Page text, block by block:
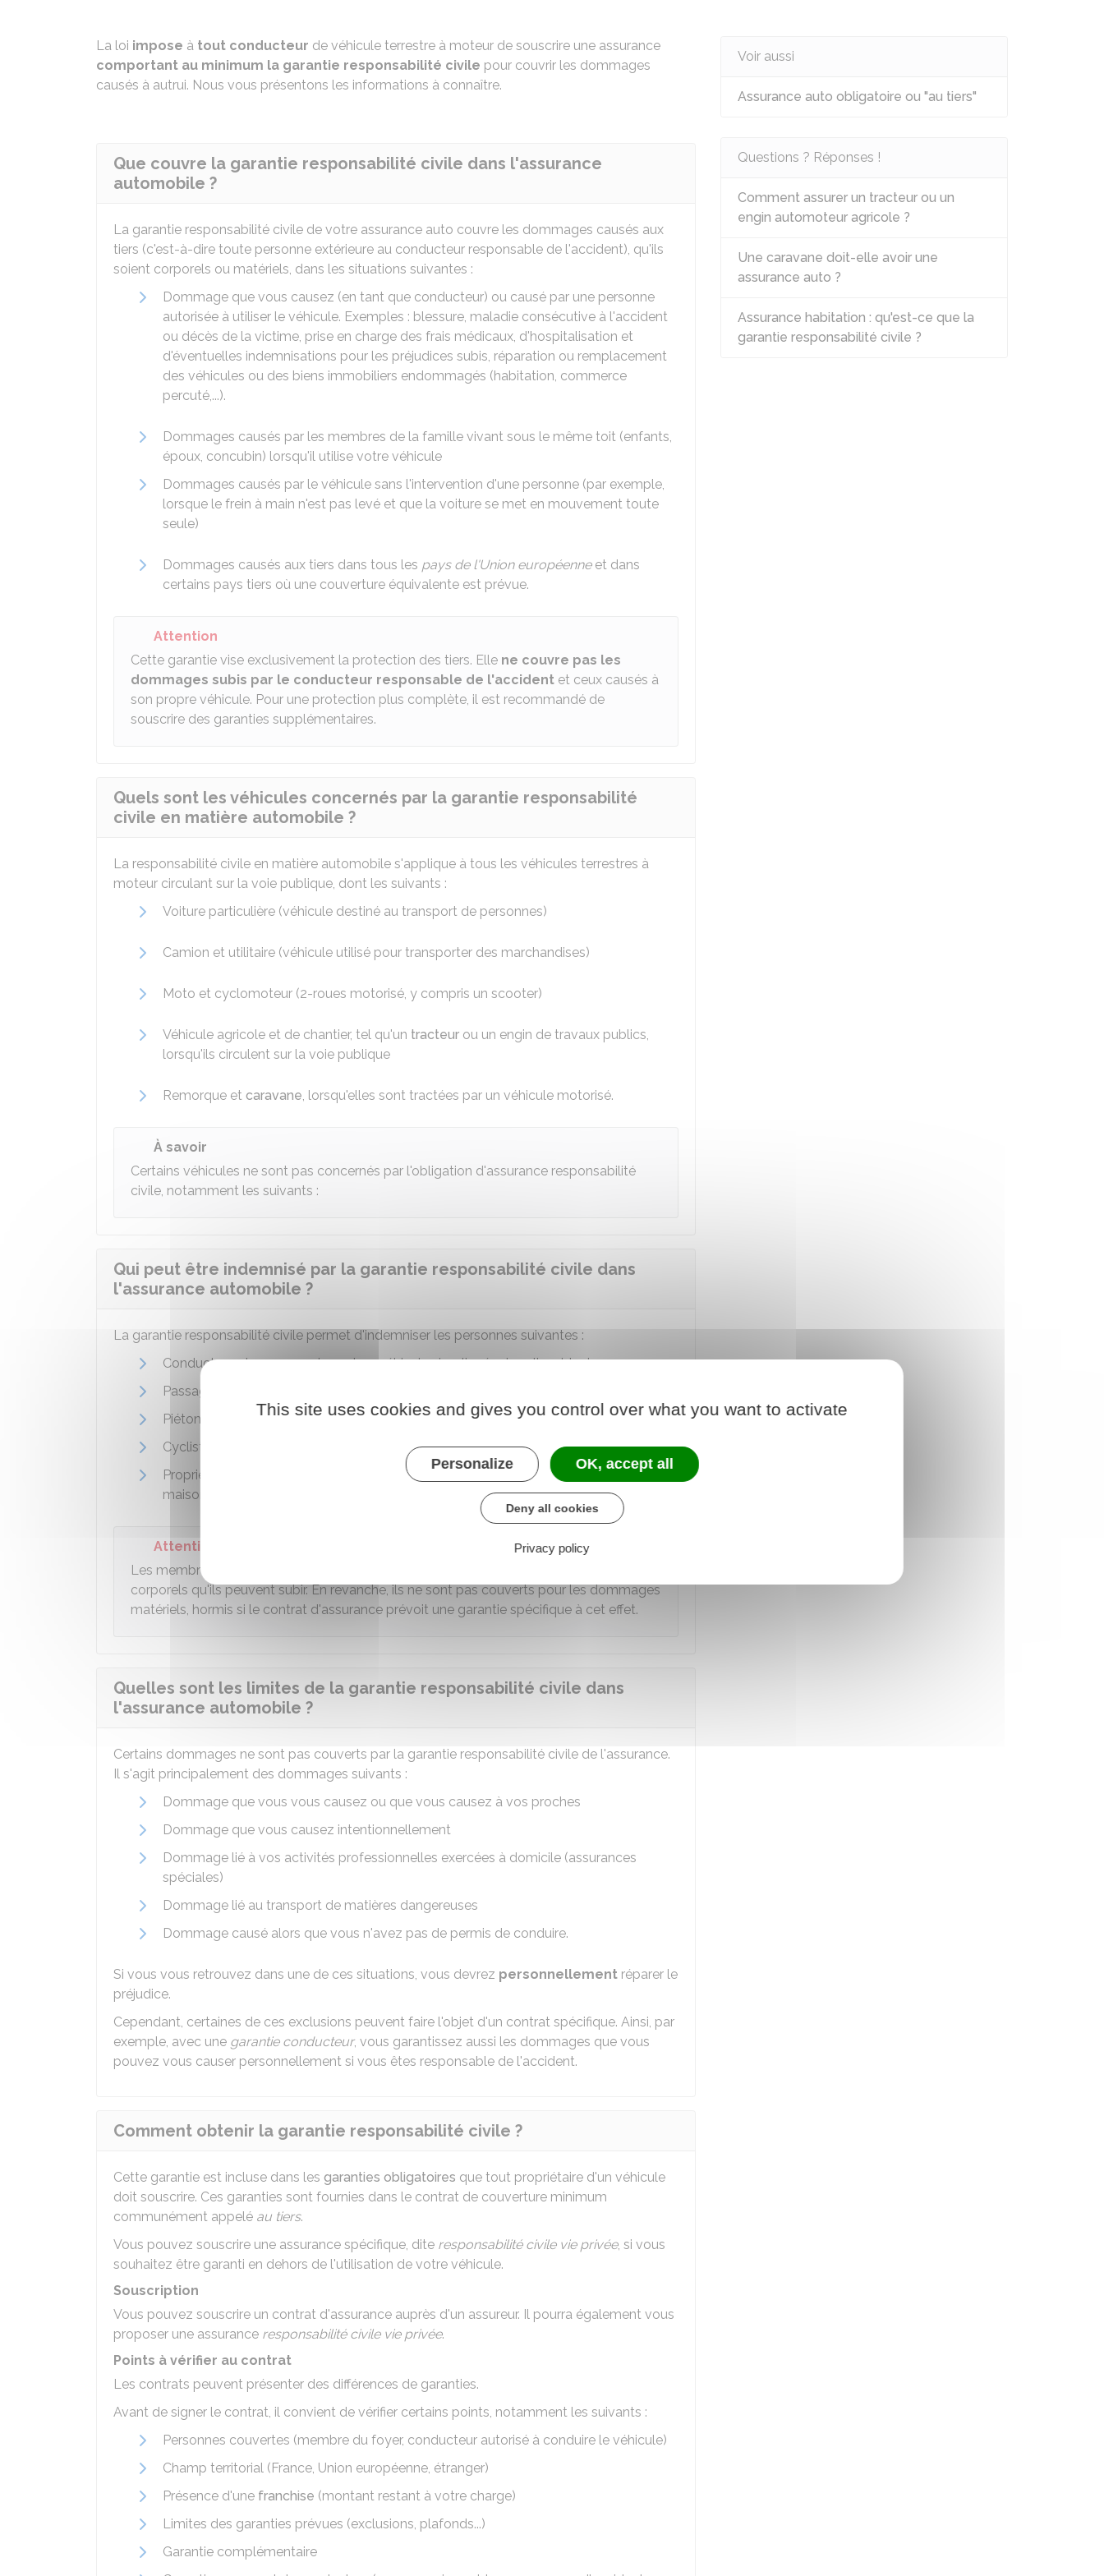
La loi impose à tout conducteur de véhicule terrestre à moteur de souscrire une assurance
comportant au minimum la garantie responsabilité civile pour couvrir les dommages
causés à autrui. Nous vous présentons les informations à connaître.
Que couvre la garantie responsabilité civile dans l'assurance
automobile ?
La garantie responsabilité civile de votre assurance auto couvre les dommages causés aux
tiers (c'est-à-dire toute personne extérieure au conducteur responsable de l'accident), qu'ils
soient corporels ou matériels, dans les situations suivantes :
Dommage que vous causez (en tant que conducteur) ou causé par une personne
autorisée à utiliser le véhicule. Exemples : blessure, maladie consécutive à l'accident
ou décès de la victime, prise en charge des frais médicaux, d'hospitalisation et
d'éventuelles indemnisations pour les préjudices subis, réparation ou remplacement
des véhicules ou des biens immobiliers endommagés (habitation, commerce
percuté,...).
Dommages causés par les membres de la famille vivant sous le même toit (enfants,
époux, concubin) lorsqu'il utilise votre véhicule
Dommages causés par le véhicule sans l'intervention d'une personne (par exemple,
lorsque le frein à main n'est pas levé et que la voiture se met en mouvement toute
seule)
Dommages causés aux tiers dans tous les pays de l'Union européenneet dans
certains pays tiers où une couverture équivalente est prévue.
Attention
Cette garantie vise exclusivement la protection des tiers. Elle ne couvre pas les
dommages subis par le conducteur responsable de l'accident et ceux causés à
son propre véhicule. Pour une protection plus complète, il est recommandé de
souscrire des garanties supplémentaires.
Quels sont les véhicules concernés par la garantie responsabilité
civile en matière automobile ?
La responsabilité civile en matière automobile s'applique à tous les véhicules terrestres à
moteur circulant sur la voie publique, dont les suivants :
Voiture particulière (véhicule destiné au transport de personnes)
Camion et utilitaire (véhicule utilisé pour transporter des marchandises)
Moto et cyclomoteur (2-roues motorisé, y compris un scooter)
Véhicule agricole et de chantier, tel qu'un tracteur ou un engin de travaux publics,
lorsqu'ils circulent sur la voie publique
Remorque et caravane, lorsqu'elles sont tractées par un véhicule motorisé.
À savoir
Certains véhicules ne sont pas concernés par l'obligation d'assurance responsabilité
civile, notamment les suivants :
Qui peut être indemnisé par la garantie responsabilité civile dans
l'assurance automobile ?
La garantie responsabilité civile permet d'indemniser les personnes suivantes :
Conducteur et passager des autres véhicules impliqués dans l'accident
Passager du véhicule assuré, qu'il soit membre de la famille ou non
Piéton blessé ou touché par l'accident
Cycliste, qu'il soit renversé par le véhicule ou victime de ses manœuvres
Propriétaire de biens endommagés, comme un commerce, une clôture ou une
maison percutés par le véhicule.
Attention
Les membres de votre famille vivant sous votre toit sont couverts pour les dommages
corporels qu'ils peuvent subir. En revanche, ils ne sont pas couverts pour les dommages
matériels, hormis si le contrat d'assurance prévoit une garantie spécifique à cet effet.
Quelles sont les limites de la garantie responsabilité civile dans
l'assurance automobile ?
Certains dommages ne sont pas couverts par la garantie responsabilité civile de l'assurance.
Il s'agit principalement des dommages suivants :
Dommage que vous vous causez ou que vous causez à vos proches
Dommage que vous causez intentionnellement
Dommage lié à vos activités professionnelles exercées à domicile (assurances
spéciales)
Dommage lié au transport de matières dangereuses
Dommage causé alors que vous n'avez pas de permis de conduire.
Si vous vous retrouvez dans une de ces situations, vous devrez personnellement réparer le
préjudice.
Cependant, certaines de ces exclusions peuvent faire l'objet d'un contrat spécifique. Ainsi, par
exemple, avec une garantie conducteur, vous garantissez aussi les dommages que vous
pouvez vous causer personnellement si vous êtes responsable de l'accident.
Comment obtenir la garantie responsabilité civile ?
Cette garantie est incluse dans les garanties obligatoires que tout propriétaire d'un véhicule
doit souscrire. Ces garanties sont fournies dans le contrat de couverture minimum
communément appelé au tiers.
Vous pouvez souscrire une assurance spécifique, dite responsabilité civile vie privée, si vous
souhaitez être garanti en dehors de l'utilisation de votre véhicule.
Souscription
Vous pouvez souscrire un contrat d'assurance auprès d'un assureur. Il pourra également vous
proposer une assurance responsabilité civile vie privée.
Points à vérifier au contrat
Les contrats peuvent présenter des différences de garanties.
Avant de signer le contrat, il convient de vérifier certains points, notamment les suivants :
Personnes couvertes (membre du foyer, conducteur autorisé à conduire le véhicule)
Champ territorial (France, Union européenne, étranger)
Présence d'une franchise (montant restant à votre charge)
Limites des garanties prévues (exclusions, plafonds...)
Garantie complémentaire
Voir aussi
Assurance auto obligatoire ou "au tiers"
Questions ? Réponses !
Comment assurer un tracteur ou un
engin automoteur agricole ?
Une caravane doit-elle avoir une
assurance auto ?
Assurance habitation : qu'est-ce que la
garantie responsabilité civile ?
This site uses cookies and gives you control over what you want to activate
Personalize OK, accept all
Deny all cookies
Privacy policy